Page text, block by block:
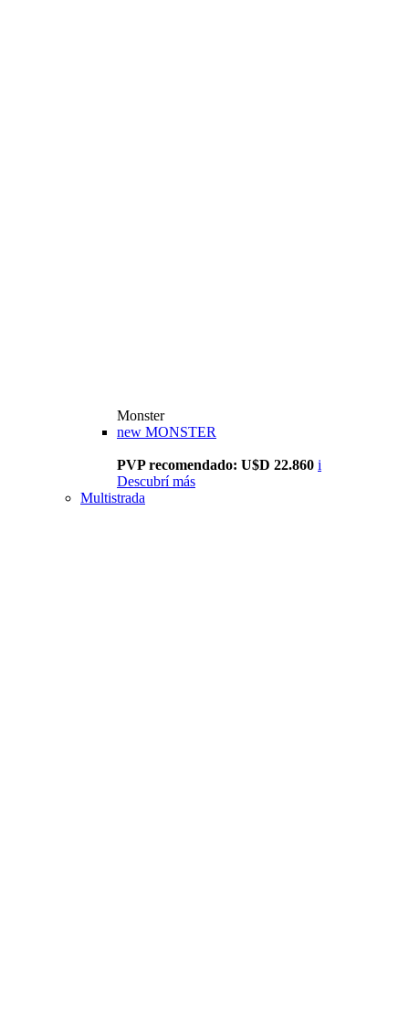
Monster
new MONSTER
PVP recomendado: U$D 22.860 i
Descubrí más
Multistrada